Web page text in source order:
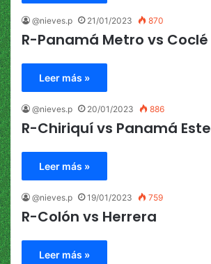
@nieves.p 21/01/2023 870
R-Panamá Metro vs Coclé
Leer más »
@nieves.p 20/01/2023 886
R-Chiriquí vs Panamá Este
Leer más »
@nieves.p 19/01/2023 759
R-Colón vs Herrera
Leer más »